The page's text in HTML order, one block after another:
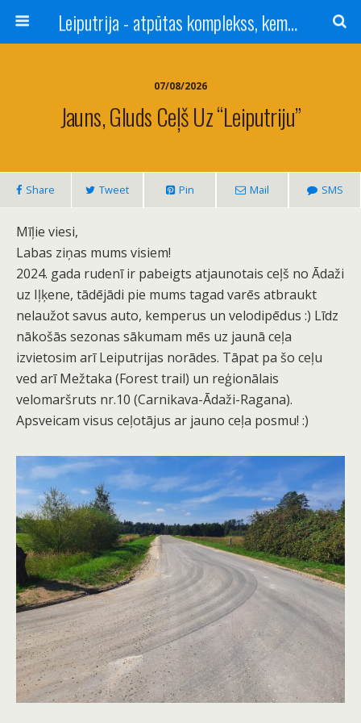
Leiputrija - atpūtas komplekss, kempings, viesu nams pie Rīgas / Camping, caravan site, bed and breakfast near Riga / Camping, caravanas, bungalows Letonia / Campingplatz, Caravanpark, Zimmer in Lettland / Kемпинг и гостевой дом к Риги
07/08/2026
Jauns, Gluds Ceļš Uz “Leiputriju”
Share Tweet Pin Mail SMS
Mīļie viesi,
Labas ziņas mums visiem!
2024. gada rudenī ir pabeigts atjaunotais ceļš no Ādaži
uz Iļķene, tādējādi pie mums tagad varēs atbraukt
nelaužot savus auto, kemperus un velodipēdus :) Līdz
nākošās sezonas sākumam mēs uz jaunā ceļa
izvietosim arī Leiputrijas norādes. Tāpat pa šo ceļu
ved arī Mežtaka (Forest trail) un reģionālais
velomaršruts nr.10 (Carnikava-Ādaži-Ragana).
Apsveicam visus ceļotājus ar jauno ceļa posmu! :)